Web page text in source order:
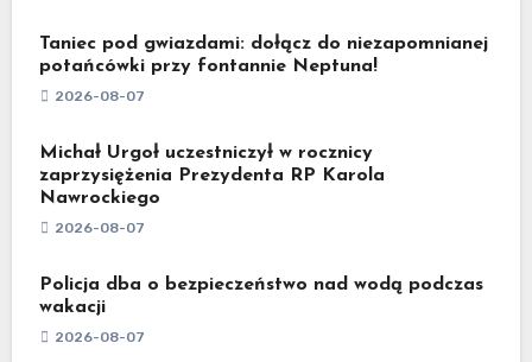
Taniec pod gwiazdami: dołącz do niezapomnianej
potańcówki przy fontannie Neptuna!
2026-08-07
Michał Urgoł uczestniczył w rocznicy
zaprzysiężenia Prezydenta RP Karola
Nawrockiego
2026-08-07
Policja dba o bezpieczeństwo nad wodą podczas
wakacji
2026-08-07